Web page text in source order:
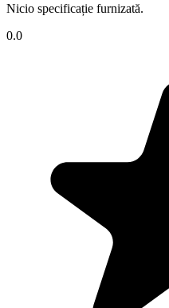
Nicio specificație furnizată.
0.0